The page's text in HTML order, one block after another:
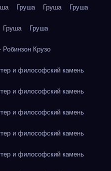
Груша Груша Груша
Груша Груша
Крузо
и философский камень
и философский камень
и философский камень
и философский камень
и философский камень